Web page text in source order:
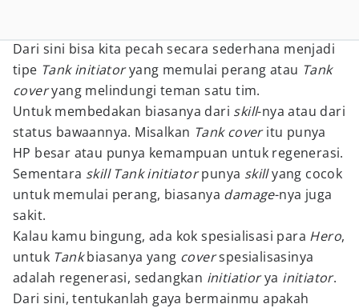
Dari sini bisa kita pecah secara sederhana menjadi
tipe Tankinitiatoryang memulai perang atau Tank
coveryang melindungi teman satu tim.
Untuk membedakan biasanya dari skill-nya atau dari
status bawaannya. Misalkan Tankcoveritu punya
HP besar atau punya kemampuan untuk regenerasi.
Sementara skillTank initiatorpunya skillyang cocok
untuk memulai perang, biasanya damage-nya juga
sakit.
Kalau kamu bingung, ada kok spesialisasi para Hero,
untuk Tankbiasanya yang coverspesialisasinya
adalah regenerasi, sedangkan initiatior ya initiator.
Dari sini, tentukanlah gaya bermainmu apakah